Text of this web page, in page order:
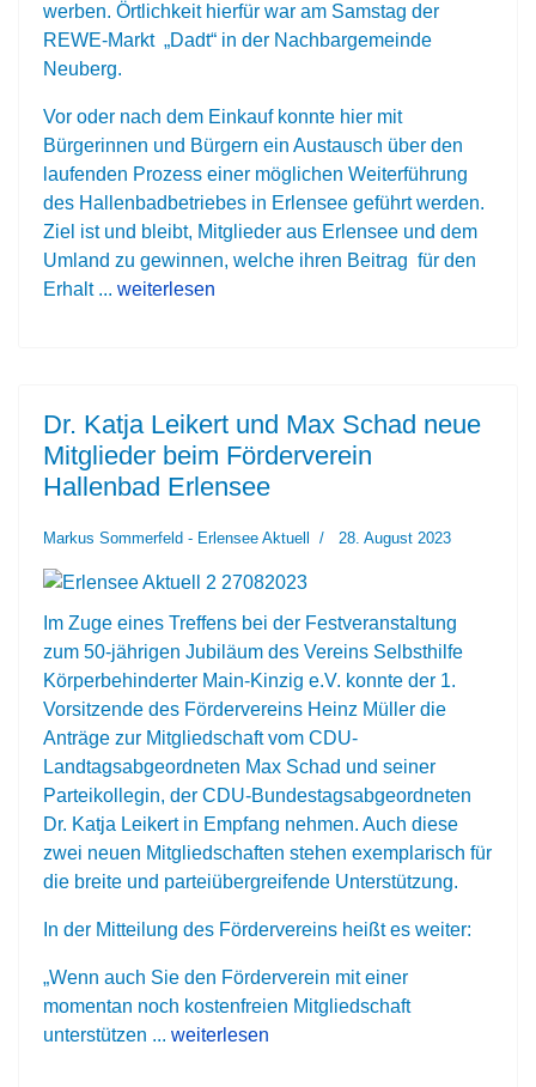
werben. Örtlichkeit hierfür war am Samstag der
REWE-Markt „Dadt“ in der Nachbargemeinde
Neuberg.
Vor oder nach dem Einkauf konnte hier mit
Bürgerinnen und Bürgern ein Austausch über den
laufenden Prozess einer möglichen Weiterführung
des Hallenbadbetriebes in Erlensee geführt werden.
Ziel ist und bleibt, Mitglieder aus Erlensee und dem
Umland zu gewinnen, welche ihren Beitrag für den
Erhalt ... weiterlesen
Dr. Katja Leikert und Max Schad neue
Mitglieder beim Förderverein
Hallenbad Erlensee
Markus Sommerfeld - Erlensee Aktuell 28. August 2023
Im Zuge eines Treffens bei der Festveranstaltung
zum 50-jährigen Jubiläum des Vereins Selbsthilfe
Körperbehinderter Main-Kinzig e.V. konnte der 1.
Vorsitzende des Fördervereins Heinz Müller die
Anträge zur Mitgliedschaft vom CDU-
Landtagsabgeordneten Max Schad und seiner
Parteikollegin, der CDU-Bundestagsabgeordneten
Dr. Katja Leikert in Empfang nehmen. Auch diese
zwei neuen Mitgliedschaften stehen exemplarisch für
die breite und parteiübergreifende Unterstützung.
In der Mitteilung des Fördervereins heißt es weiter:
„Wenn auch Sie den Förderverein mit einer
momentan noch kostenfreien Mitgliedschaft
unterstützen ... weiterlesen